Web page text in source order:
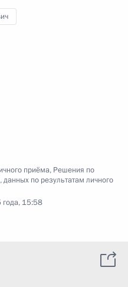
приёма, Решения по
по результатам личного
года, 15:58